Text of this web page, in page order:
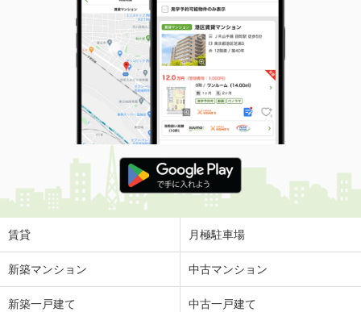
賃貸 月極駐車場
新築マンション 中古マンション
新築一戸建て 中古一戸建て